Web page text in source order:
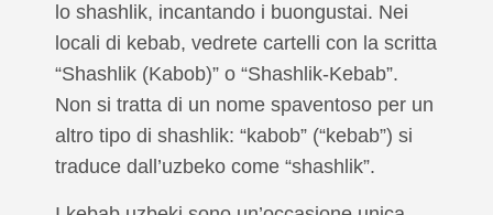
lo shashlik, incantando i buongustai. Nei
locali di kebab, vedrete cartelli con la scritta
“Shashlik (Kabob)” o “Shashlik-Kebab”.
Non si tratta di un nome spaventoso per un
altro tipo di shashlik: “kabob” (“kebab”) si
traduce dall’uzbeko come “shashlik”.